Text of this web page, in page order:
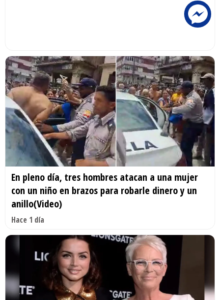
En pleno día, tres hombres atacan a una mujer
con un niño en brazos para robarle dinero y un
anillo(Video)
Hace 1 día